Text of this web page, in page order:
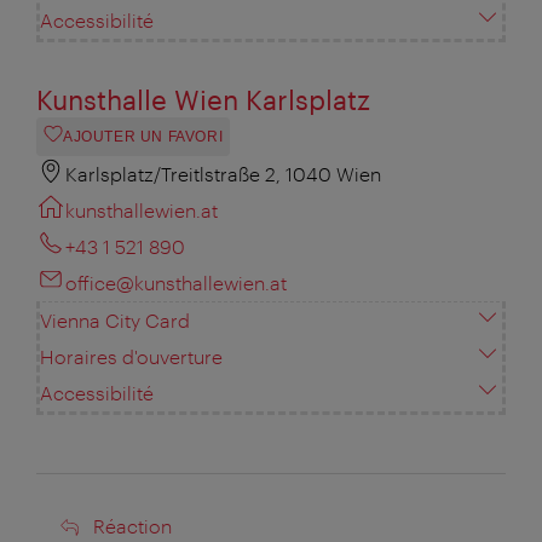
Accessibilité
Kunsthalle Wien Karlsplatz
AJOUTER UN FAVORI
Karlsplatz/Treitlstraße 2, 1040 Wien
kunsthallewien.at
+43 1 521 890
office@kunsthallewien.at
Vienna City Card
Horaires d'ouverture
Accessibilité
Réaction
Réaction